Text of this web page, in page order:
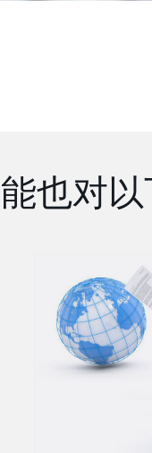
也对以